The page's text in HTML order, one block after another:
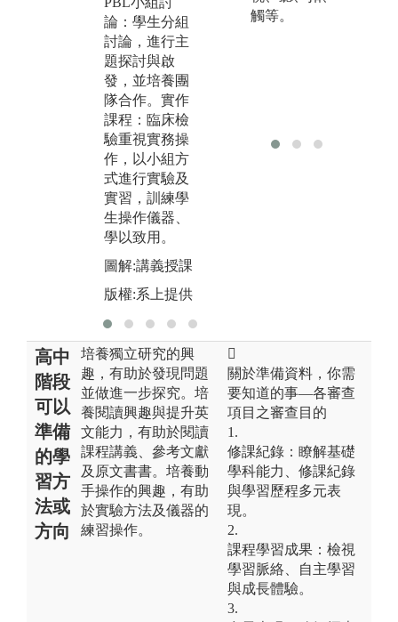
論：學生分組
討論，進行主
題探討與啟
發，並培養團
隊合作。實作
課程：臨床檢
驗重視實務操
作，以小組方
式進行實驗及
實習，訓練學
生操作儀器、
學以致用。
圖解:講義授課
版權:系上提供
觸等。
高中
階段
可以
準備
的學
習方
法或
方向
培養獨立研究的興
趣，有助於發現問題
並做進一步探究。培
養閱讀興趣與提升英
文能力，有助於閱讀
課程講義、參考文獻
及原文書書。培養動
手操作的興趣，有助
於實驗方法及儀器的
練習操作。

關於準備資料，你需
要知道的事—各審查
項目之審查目的
1.
修課紀錄：瞭解基礎
學科能力、修課紀錄
與學習歷程多元表
現。
2.
課程學習成果：檢視
學習脈絡、自主學習
與成長體驗。
3.